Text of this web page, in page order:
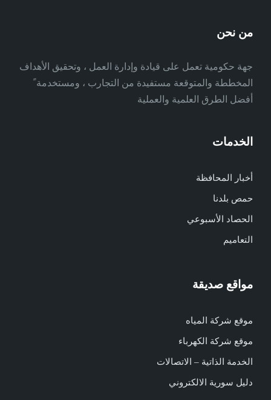
من نحن
جهة حكومية تعمل على قيادة وإدارة العمل ، وتحقيق الأهداف
المخططة والمتوقعة مستفيدة من التجارب ، ومستخدمة ً
أفضل الطرق العلمية والعملية
الخدمات
أخبار المحافظة
حمص بلدنا
الحصاد الأسبوعي
التعاميم
مواقع صديقة
موقع شركة المياه
موقع شركة الكهرباء
الخدمة الذاتية – الاتصالات
دليل سورية الالكتروني